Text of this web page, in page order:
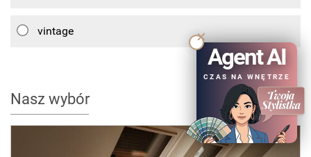
vintage
Nasz wybór
Agent AI
CZAS NA WNĘTRZE